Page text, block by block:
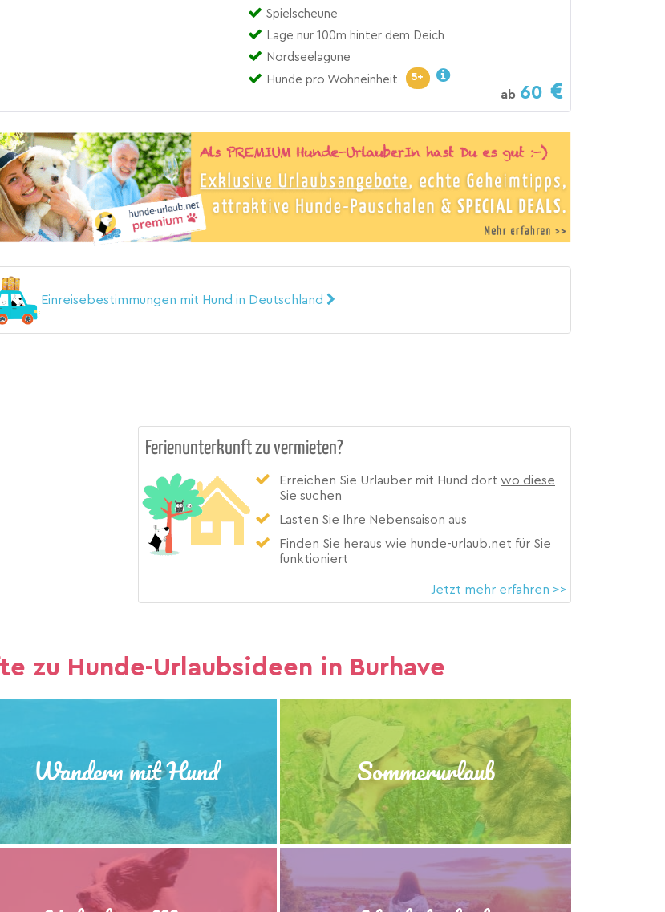
Spielscheune
Lage nur 100m hinter dem Deich
Nordseelagune
Hunde pro Wohneinheit
5+
ab 60
Einreisebestimmungen mit Hund in Deutschland
Ferienunterkunft zu vermieten?
Erreichen Sie Urlauber mit Hund dort wo diese
Sie suchen
Lasten Sie Ihre Nebensaison aus
Finden Sie heraus wie hunde-urlaub.net für Sie
funktioniert
Jetzt mehr erfahren >>
zu Hunde-Urlaubsideen in Burhave
Wandern mit Hund Sommerurlaub